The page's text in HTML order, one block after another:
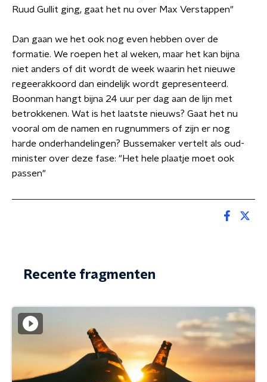
Ruud Gullit ging, gaat het nu over Max Verstappen"
Dan gaan we het ook nog even hebben over de
formatie. We roepen het al weken, maar het kan bijna
niet anders of dit wordt de week waarin het nieuwe
regeerakkoord dan eindelijk wordt gepresenteerd.
Boonman hangt bijna 24 uur per dag aan de lijn met
betrokkenen. Wat is het laatste nieuws? Gaat het nu
vooral om de namen en rugnummers of zijn er nog
harde onderhandelingen? Bussemaker vertelt als oud-
minister over deze fase: "Het hele plaatje moet ook
passen"
Recente fragmenten